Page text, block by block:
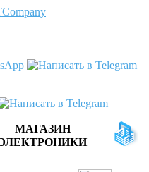
МАГАЗИН